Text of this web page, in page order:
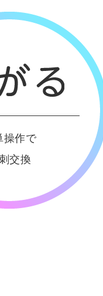
操作で
交換